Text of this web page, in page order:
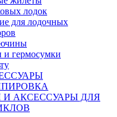
лодок
для лодочных
гермосумки
И АКСЕССУАРЫ ДЛЯ